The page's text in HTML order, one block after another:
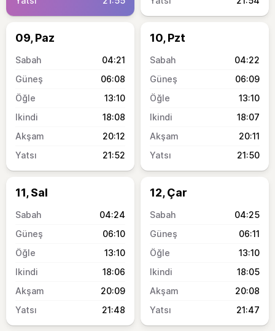
09, Paz
04:21
06:08
13:10
18:08
20:12
21:52
10, Pzt
04:22
06:09
13:10
18:07
20:11
21:50
11, Sal
04:24
06:10
13:10
18:06
20:09
21:48
12, Çar
04:25
06:11
13:10
18:05
20:08
21:47